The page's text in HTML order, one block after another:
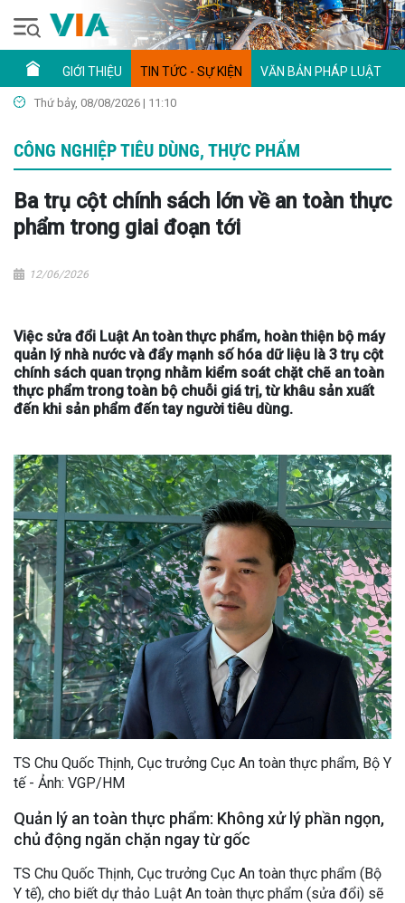
GIỚI THIỆU TIN TỨC - SỰ KIỆN VĂN BẢN PHÁP LUẬT
Thứ bảy, 08/08/2026 | 11:10
CÔNG NGHIỆP TIÊU DÙNG, THỰC PHẨM
Ba trụ cột chính sách lớn về an toàn thực
phẩm trong giai đoạn tới
12/06/2026
Việc sửa đổi Luật An toàn thực phẩm, hoàn thiện bộ máy
quản lý nhà nước và đẩy mạnh số hóa dữ liệu là 3 trụ cột
chính sách quan trọng nhằm kiểm soát chặt chẽ an toàn
thực phẩm trong toàn bộ chuỗi giá trị, từ khâu sản xuất
đến khi sản phẩm đến tay người tiêu dùng.
TS Chu Quốc Thịnh, Cục trưởng Cục An toàn thực phẩm, Bộ Y
tế - Ảnh: VGP/HM
Quản lý an toàn thực phẩm: Không xử lý phần ngọn,
chủ động ngăn chặn ngay từ gốc
TS Chu Quốc Thịnh, Cục trưởng Cục An toàn thực phẩm (Bộ
Y tế), cho biết dự thảo Luật An toàn thực phẩm (sửa đổi) sẽ